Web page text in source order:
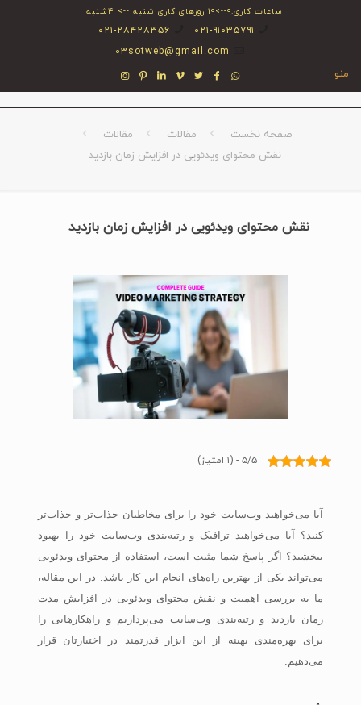
ساعات کاری:۹-->۱۹ روزهای کاری شنبه --> ۴شنبه
۰۲۱-۹۱۰۳۵۷۹۱
۰۲۱-۲۸۴۲۸۳۵۶
03sotweb@gmail.com
منو
صفحه نخست مقالات
مقالات
نقش محتوای ویدئویی در افزایش زمان بازدید
نقش محتوای ویدئویی در افزایش زمان بازدید
۵/۵ - (۱ امتیاز)
آیا می‌خواهید وب‌سایت خود را برای مخاطبان جذاب‌تر و جذاب‌تر
کنید؟ آیا می‌خواهید ترافیک و رتبه‌بندی وب‌سایت خود را بهبود
ببخشید؟ اگر پاسخ شما مثبت است، استفاده از محتوای ویدئویی
می‌تواند یکی از بهترین راه‌های انجام این کار باشد. در این مقاله،
ما به بررسی اهمیت و نقش محتوای ویدئویی در افزایش مدت
زمان بازدید و رتبه‌بندی وب‌سایت می‌پردازیم و راهکارهایی را
برای بهره‌مندی بهینه از این ابزار قدرتمند در اختیارتان قرار
می‌دهیم.